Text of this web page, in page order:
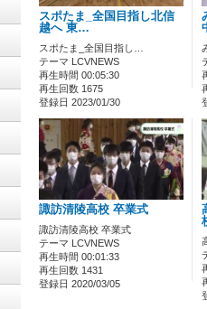
スポたま_全国目指し北信
越へ 東…
スポたま_全国目指し…
テーマ LCVNEWS
再生時間 00:05:30
再生回数 1675
登録日 2023/01/30
諏訪清陵高校 卒業式
諏訪清陵高校 卒業式
テーマ LCVNEWS
再生時間 00:01:33
再生回数 1431
登録日 2020/03/05